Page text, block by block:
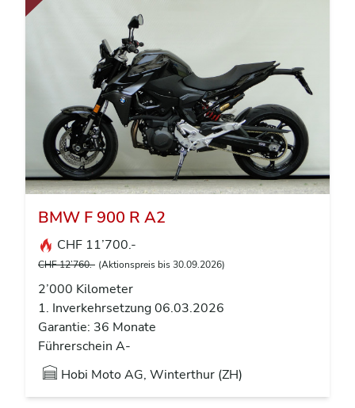
BMW F 900 R A2
CHF 11’700.-
CHF 12’760.- (Aktionspreis bis 30.09.2026)
2’000 Kilometer
1. Inverkehrsetzung 06.03.2026
Garantie: 36 Monate
Führerschein A-
Hobi Moto AG, Winterthur (ZH)